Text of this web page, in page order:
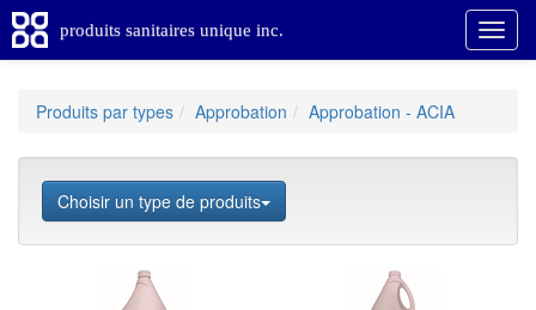
produits sanitaires unique inc.
Produits par types Approbation Approbation - ACIA
Choisir un type de produits